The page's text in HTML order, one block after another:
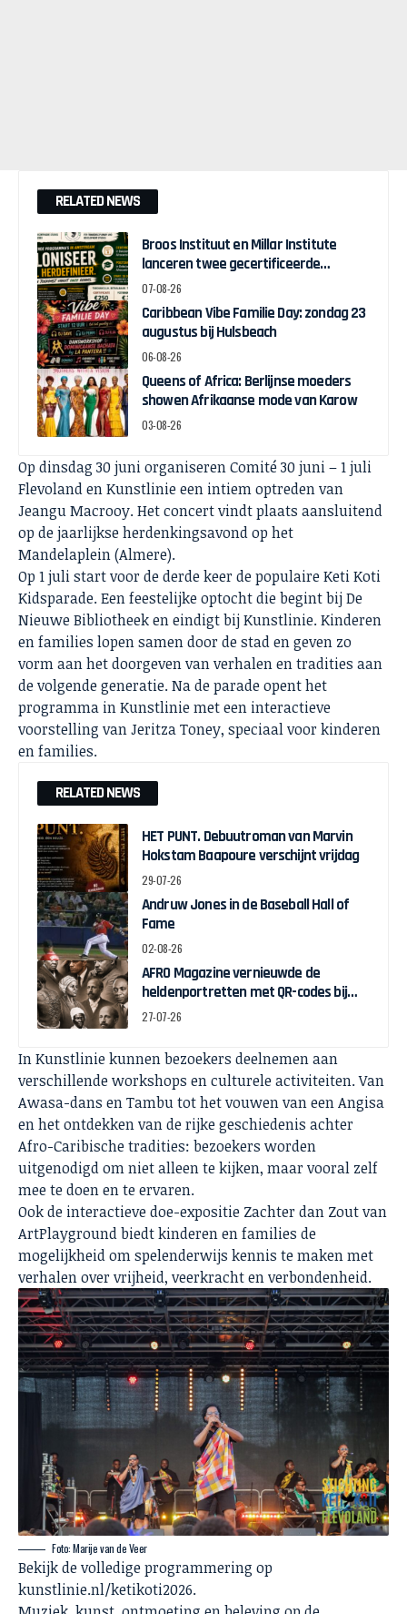
RELATED NEWS
Broos Instituut en Millar Institute
lanceren twee gecertificeerde
Afrocentrische opleidingen in
Amsterdam
07-08-26
Caribbean Vibe Familie Day: zondag 23
augustus bij Hulsbeach
06-08-26
Queens of Africa: Berlijnse moeders
showen Afrikaanse mode van Karow
03-08-26
Op dinsdag 30 juni organiseren Comité 30 juni – 1 juli
Flevoland en Kunstlinie een intiem optreden van
Jeangu Macrooy. Het concert vindt plaats aansluitend
op de jaarlijkse herdenkingsavond op het
Mandelaplein (Almere).
Op 1 juli start voor de derde keer de populaire Keti Koti
Kidsparade. Een feestelijke optocht die begint bij De
Nieuwe Bibliotheek en eindigt bij Kunstlinie. Kinderen
en families lopen samen door de stad en geven zo
vorm aan het doorgeven van verhalen en tradities aan
de volgende generatie. Na de parade opent het
programma in Kunstlinie met een interactieve
voorstelling van Jeritza Toney, speciaal voor kinderen
en families.
RELATED NEWS
HET PUNT. Debuutroman van Marvin
Hokstam Baapoure verschijnt vrijdag
29-07-26
Andruw Jones in de Baseball Hall of
Fame
02-08-26
AFRO Magazine vernieuwde de
heldenportretten met QR-codes bij
Assin Manso
27-07-26
In Kunstlinie kunnen bezoekers deelnemen aan
verschillende workshops en culturele activiteiten. Van
Awasa-dans en Tambu tot het vouwen van een Angisa
en het ontdekken van de rijke geschiedenis achter
Afro-Caribische tradities: bezoekers worden
uitgenodigd om niet alleen te kijken, maar vooral zelf
mee te doen en te ervaren.
Ook de interactieve doe-expositie Zachter dan Zout van
ArtPlayground biedt kinderen en families de
mogelijkheid om spelenderwijs kennis te maken met
verhalen over vrijheid, veerkracht en verbondenheid.
Foto: Marije van de Veer
Bekijk de volledige programmering op
kunstlinie.nl/ketikoti2026.